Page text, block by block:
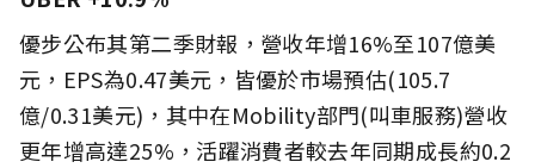
優步公布其第二季財報，營收年增16%至107億美
元，EPS為0.47美元，皆優於市場預估(105.7
億/0.31美元)，其中在Mobility部門(叫車服務)營收
更年增高達25%，活躍消費者較去年同期成長約0.2